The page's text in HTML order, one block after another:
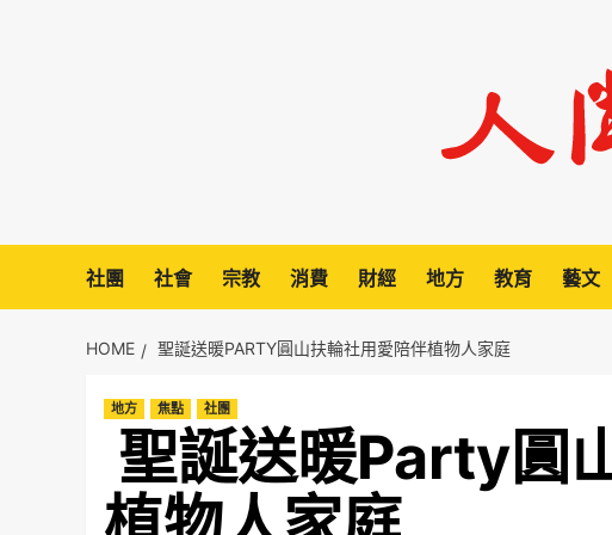
社團 社會 宗教 消費 財經 地方 教育 藝文
HOME 聖誕送暖PARTY圓山扶輪社用愛陪伴植物人家庭
地方 焦點 社團
聖誕送暖Party圓